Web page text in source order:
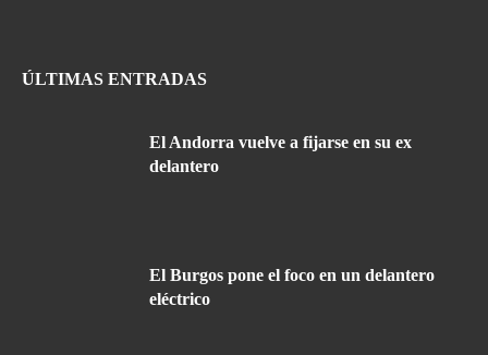
ÚLTIMAS ENTRADAS
El Andorra vuelve a fijarse en su ex
delantero
El Burgos pone el foco en un delantero
eléctrico